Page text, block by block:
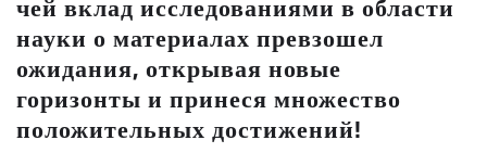
науки о материалах превзошел
ожидания, открывая новые
горизонты и принеся множество
положительных достижений!